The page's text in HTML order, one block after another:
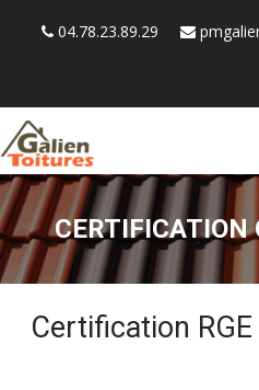
04.78.23.89.29
CERTIFICATION
Certification RGE